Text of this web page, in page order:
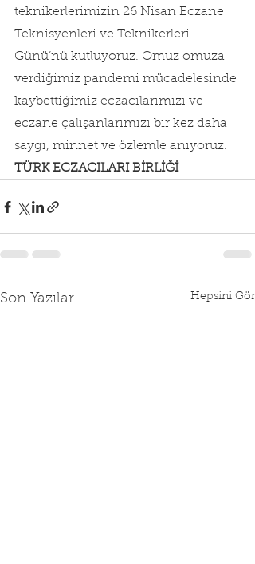
teknikerlerimizin 26 Nisan Eczane
Teknisyenleri ve Teknikerleri
Günü’nü kutluyoruz. Omuz omuza
verdiğimiz pandemi mücadelesinde
kaybettiğimiz eczacılarımızı ve
eczane çalışanlarımızı bir kez daha
saygı, minnet ve özlemle anıyoruz.
TÜRK ECZACILARI BİRLİĞİ
Son Yazılar Hepsini Gör